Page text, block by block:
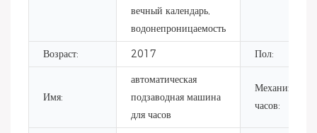
вечный календарь,
водонепроницаемость
Возраст: 2017 Пол:
Имя:
автоматическая
подзаводная машина
для часов
Механизм
часов: